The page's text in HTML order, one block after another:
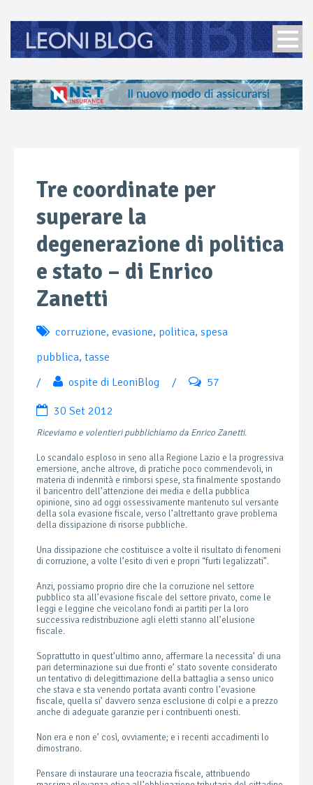
Tre coordinate per
superare la
degenerazione di politica
e stato – di Enrico
Zanetti
corruzione, evasione, politica, spesa
pubblica, tasse
/
ospite di LeoniBlog / 57
30 Set 2012
Riceviamo e volentieri pubblichiamo da Enrico Zanetti.
Lo scandalo esploso in seno alla Regione Lazio e la progressiva
emersione, anche altrove, di pratiche poco commendevoli, in
materia di indennità e rimborsi spese, sta finalmente spostando
il baricentro dell’attenzione dei media e della pubblica
opinione, sino ad oggi ossessivamente mantenuto sul versante
della sola evasione fiscale, verso l’altrettanto grave problema
della dissipazione di risorse pubbliche.
Una dissipazione che costituisce a volte il risultato di fenomeni
di corruzione, a volte l’esito di veri e propri “furti legalizzati”.
Anzi, possiamo proprio dire che la corruzione nel settore
pubblico sta all’evasione fiscale del settore privato, come le
leggi e leggine che veicolano fondi ai partiti per la loro
successiva redistribuzione agli eletti stanno all’elusione
fiscale.
Soprattutto in quest’ultimo anno, affermare la necessita’ di una
pari determinazione sui due fronti e’ stato sovente considerato
un tentativo di delegittimazione della battaglia a senso unico
che stava e sta venendo portata avanti contro l’evasione
fiscale, quella si’ davvero senza esclusione di colpi e a prezzo
anche di adeguate garanzie per i contribuenti onesti.
Non era e non e’ così, ovviamente; e i recenti accadimenti lo
dimostrano.
Pensare di instaurare una teocrazia fiscale, attribuendo